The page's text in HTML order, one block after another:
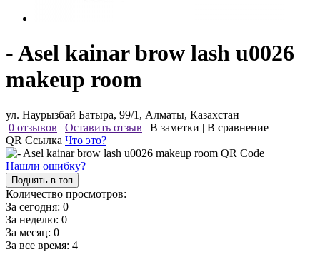
- Asel kainar brow lash u0026
makeup room
ул. Наурызбай Батыра, 99/1, Алматы, Казахстан
0 отзывов | Оставить отзыв | В заметки | В сравнение
QR Ссылка Что это?
Нашли ошибку?
Поднять в топ
Количество просмотров:
За сегодня: 0
За неделю: 0
За месяц: 0
За все время: 4